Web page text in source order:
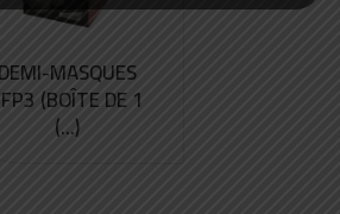
DEMI-MASQUES
(BOÎTE DE 1
(...)